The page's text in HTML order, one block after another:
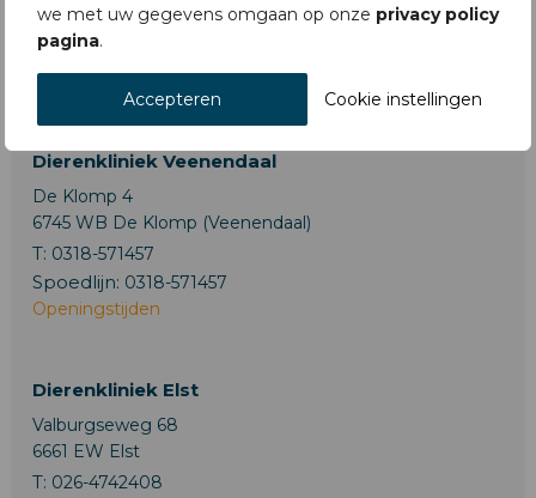
we met uw gegevens omgaan op onze privacy policy
pagina.
Cookie instellingen
Accepteren
Dierenkliniek Veenendaal
De Klomp 4
6745 WB De Klomp (Veenendaal)
T: 0318-571457
Spoedlijn: 0318-571457
Openingstijden
Dierenkliniek Elst
Valburgseweg 68
6661 EW Elst
T: 026-4742408